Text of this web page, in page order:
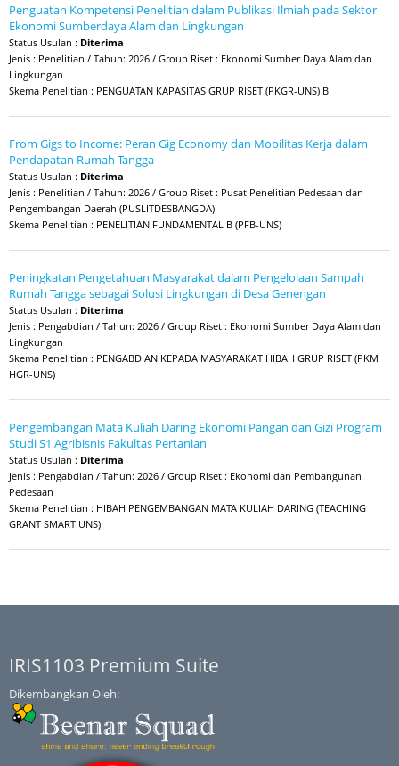
Penguatan Kompetensi Penelitian dalam Publikasi Ilmiah pada Sektor
Ekonomi Sumberdaya Alam dan Lingkungan
Status Usulan : Diterima
Jenis : Penelitian / Tahun: 2026 / Group Riset : Ekonomi Sumber Daya Alam dan
Lingkungan
Skema Penelitian : PENGUATAN KAPASITAS GRUP RISET (PKGR-UNS) B
From Gigs to Income: Peran Gig Economy dan Mobilitas Kerja dalam
Pendapatan Rumah Tangga
Status Usulan : Diterima
Jenis : Penelitian / Tahun: 2026 / Group Riset : Pusat Penelitian Pedesaan dan
Pengembangan Daerah (PUSLITDESBANGDA)
Skema Penelitian : PENELITIAN FUNDAMENTAL B (PFB-UNS)
Peningkatan Pengetahuan Masyarakat dalam Pengelolaan Sampah
Rumah Tangga sebagai Solusi Lingkungan di Desa Genengan
Status Usulan : Diterima
Jenis : Pengabdian / Tahun: 2026 / Group Riset : Ekonomi Sumber Daya Alam dan
Lingkungan
Skema Penelitian : PENGABDIAN KEPADA MASYARAKAT HIBAH GRUP RISET (PKM
HGR-UNS)
Pengembangan Mata Kuliah Daring Ekonomi Pangan dan Gizi Program
Studi S1 Agribisnis Fakultas Pertanian
Status Usulan : Diterima
Jenis : Pengabdian / Tahun: 2026 / Group Riset : Ekonomi dan Pembangunan
Pedesaan
Skema Penelitian : HIBAH PENGEMBANGAN MATA KULIAH DARING (TEACHING
GRANT SMART UNS)
IRIS1103 Premium Suite
Dikembangkan Oleh: